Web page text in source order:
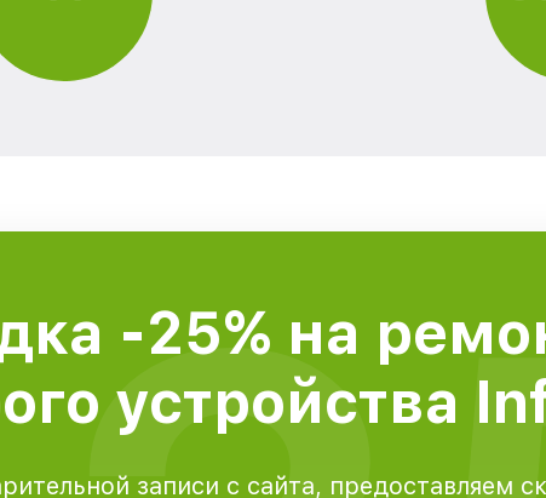
-25% на
устройства
записи с сайта, предоставляем